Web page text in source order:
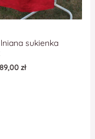
sukienka
89,00zł